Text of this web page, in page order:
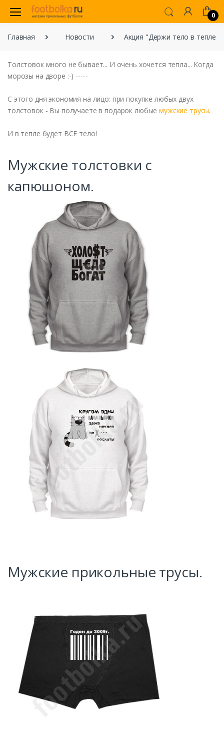
0
Главная Новости Акция "Держи тело в тепле"
Толстовок много не бывает... И очень хочется тепла... Когда
морозы на дворе :-) -----
С этого дня экономия на лицо: при покупке любых двух
толстовок - Вы получаете в подарок любыемужские трусы.
И в тепле будет ВСЕ тело!
Мужские толстовки с
капюшоном.
Мужские прикольные трусы.